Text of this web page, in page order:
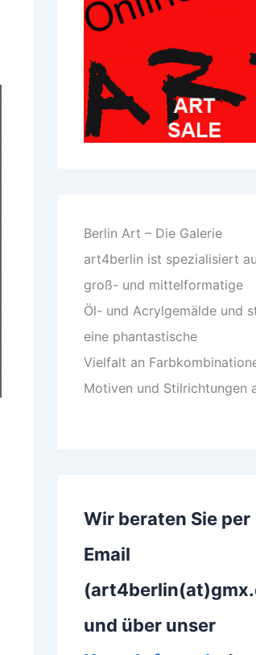
Berlin Art – Die Galerie
art4berlin ist spezialisiert
groß- und mittelformatige
Öl- und Acrylgemälde und
eine phantastische
Vielfalt an
Motiven und Stilrichtungen
Wir beraten Sie per
Email
und über unser